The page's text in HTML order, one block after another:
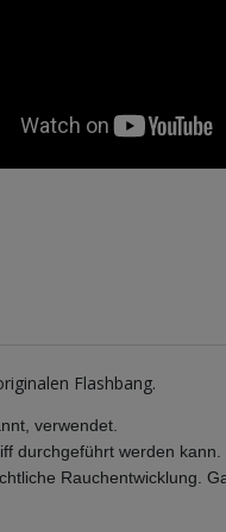
Flashbang.
verwendet.
durchgeführt werden kann.
Rauchentwicklung.